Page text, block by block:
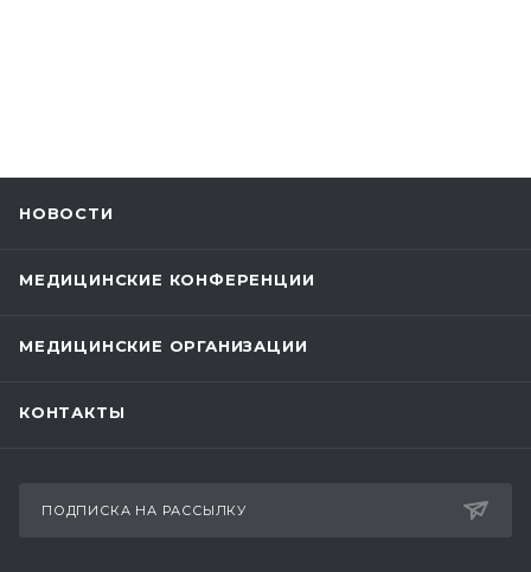
НОВОСТИ
МЕДИЦИНСКИЕ КОНФЕРЕНЦИИ
МЕДИЦИНСКИЕ ОРГАНИЗАЦИИ
КОНТАКТЫ
ПОДПИСКА НА РАССЫЛКУ